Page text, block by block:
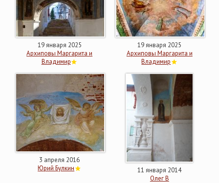
19 января 2025
Архиповы Маргарита и
Владимир
19 января 2025
Архиповы Маргарита и
Владимир
3 апреля 2016
Юрий Булкин
11 января 2014
Олег В